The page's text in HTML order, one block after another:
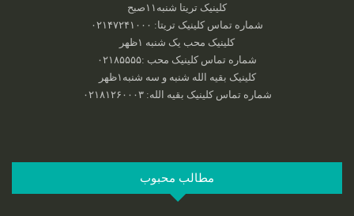
کلینیک تریتا شنبه۱۱صبح
شماره تماس کلینیک تریتا: ۰۲۱۴۷۲۴۱۰۰۰
کلینیک محب یک شنبه ۱ظهر
شماره تماس کلینیک محب :‌۰۲۱۸۵۵۵۵
کلینیک بقیه الله شنبه و سه شنبه۱ظهر
شماره تماس کلینیک بقیه الله: ۰۲۱۸۱۲۶۰۰۰۳
مطالب محبوب